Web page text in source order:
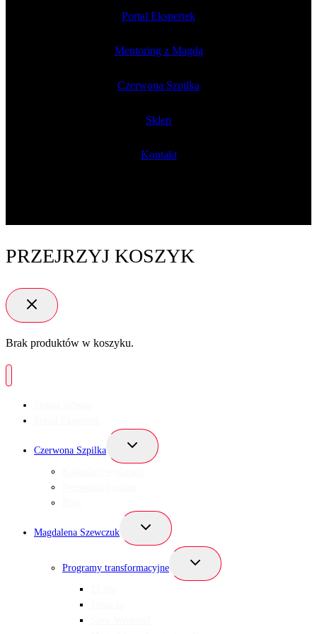
Portal Ekspertek
Mentoring z Magdą
Czerwona Szpilka
Sklep
Kontakt
PRZEJRZYJ KOSZYK
Brak produktów w koszyku.
Czerwona Szpilka
Przełącz
podrzędne
Magdalena Szewczuk
Przełącz
podrzędne
Programy transformacyjne
Przełącz
podrzędne